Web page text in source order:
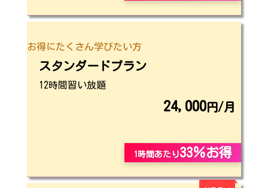
お得にたくさん学びたい方
スタンダードプラン
12時間習い放題
24,000 円/月
1時間あたり33％お得